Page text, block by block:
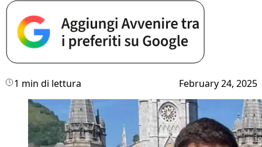
1 min di lettura February 24, 2025